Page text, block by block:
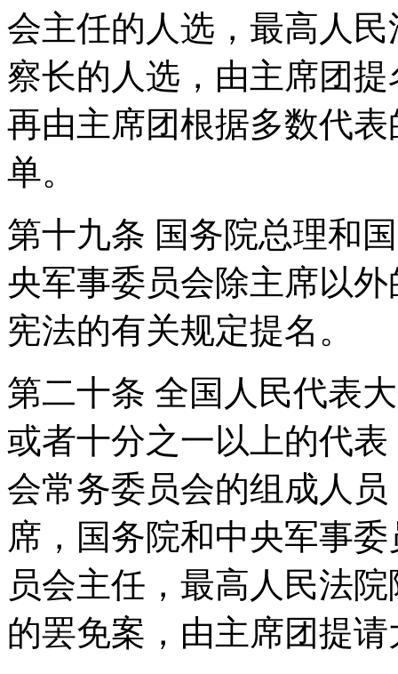
会主任的人选，最高人
察长的人选，由主席团
再由主席团根据多数代
单。
第十九条 国务院总理和
央军事委员会除主席以
宪法的有关规定提名。
第二十条 全国人民代表
或者十分之一以上的代
会常务委员会的组成人
席，国务院和中央军事
员会主任，最高人民法
的罢免案，由主席团提